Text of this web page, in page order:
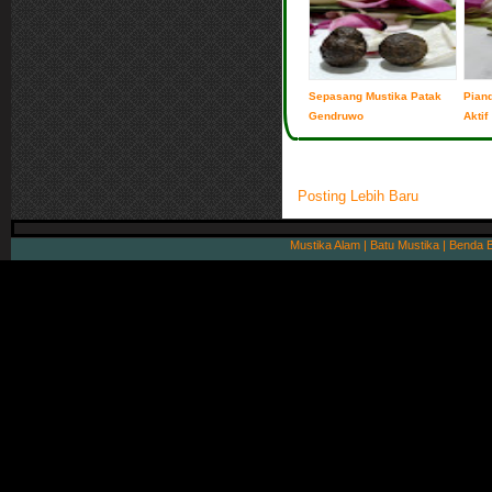
Sepasang Mustika Patak
Gendruwo
Aktif
Posting Lebih Baru
Mustika Alam | Batu Mustika | Benda